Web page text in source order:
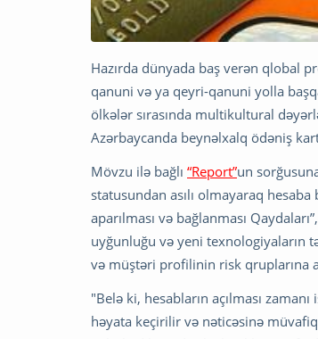
Hazırda dünyada baş verən qlobal
qanuni və ya qeyri-qanuni yolla
ölkələr sırasında multikultural
Azərbaycanda beynəlxalq ödəniş
Mövzu ilə bağlı “Report”un
statusundan asılı olmayaraq hesaba
aparılması və bağlanması
uyğunluğu və yeni texnologiyaların
və müştəri profilinin risk qruplarına
"Belə ki, hesabların açılması
həyata keçirilir və nəticəsinə